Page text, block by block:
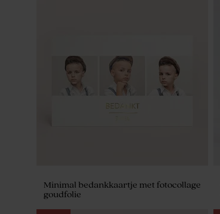
Minimal bedankkaartje met fotocollage
goudfolie